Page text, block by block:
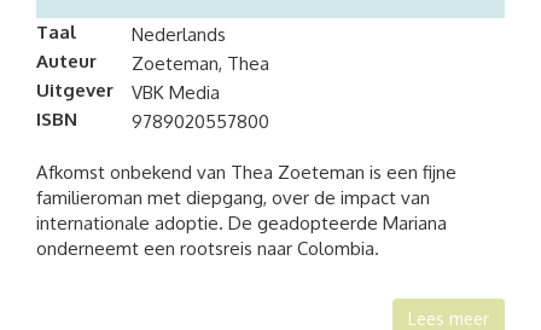
Taal
Nederlands
Auteur
Zoeteman, Thea
Uitgever
VBK Media
ISBN
9789020557800
Afkomst onbekend van Thea Zoeteman is een fijne
familieroman met diepgang, over de impact van
internationale adoptie. De geadopteerde Mariana
onderneemt een rootsreis naar Colombia.
Lees meer